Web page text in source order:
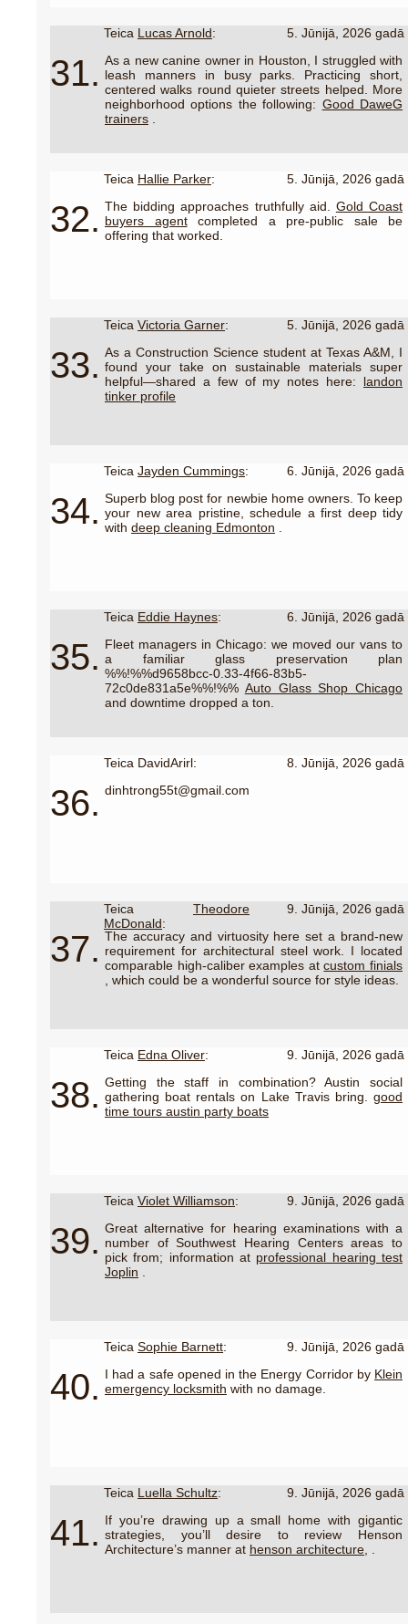
31.
Teica Lucas Arnold:
5. Jūnijā, 2026 gadā
As a new canine owner in Houston, I struggled with
leash manners in busy parks. Practicing short,
centered walks round quieter streets helped. More
neighborhood options the following: Good DaweG
trainers
32.
Teica Hallie Parker:
5. Jūnijā, 2026 gadā
The bidding approaches truthfully aid. Gold Coast
buyers agentcompleted a pre-public sale be
offering that worked.
33.
Teica Victoria Garner:
5. Jūnijā, 2026 gadā
As a Construction Science student at Texas A&M, I
found your take on sustainable materials super
helpful—shared a few of my notes here: landon
tinker profile
34.
Teica Jayden Cummings:
6. Jūnijā, 2026 gadā
Superb blog post for newbie home owners. To keep
your new area pristine, schedule a first deep tidy
with deep cleaning Edmonton
35.
Teica Eddie Haynes:
6. Jūnijā, 2026 gadā
Fleet managers in Chicago: we moved our vans to
a familiar glass preservation plan
%%!%%d9658bcc-0.33-4f66-83b5-
72c0de831a5e%%!%% Auto Glass Shop Chicago
and downtime dropped a ton.
36.
Teica DavidArirl:
8. Jūnijā, 2026 gadā
dinhtrong55t@gmail.com
37.
Teica Theodore
McDonald:
9. Jūnijā, 2026 gadā
The accuracy and virtuosity here set a brand-new
requirement for architectural steel work. I located
comparable high-caliber examples atcustom finials
, which could be a wonderful source for style ideas.
38.
Teica Edna Oliver:
9. Jūnijā, 2026 gadā
Getting the staff in combination? Austin social
gathering boat rentals on Lake Travis bring. good
time tours austin party boats
39.
Teica Violet Williamson:
9. Jūnijā, 2026 gadā
Great alternative for hearing examinations with a
number of Southwest Hearing Centers areas to
pick from; information at professional hearing test
Joplin
40.
Teica Sophie Barnett:
9. Jūnijā, 2026 gadā
I had a safe opened in the Energy Corridor by Klein
emergency locksmith with no damage.
41.
Teica Luella Schultz:
9. Jūnijā, 2026 gadā
If you’re drawing up a small home with gigantic
strategies, you’ll desire to review Henson
Architecture’s manner at henson architecture,